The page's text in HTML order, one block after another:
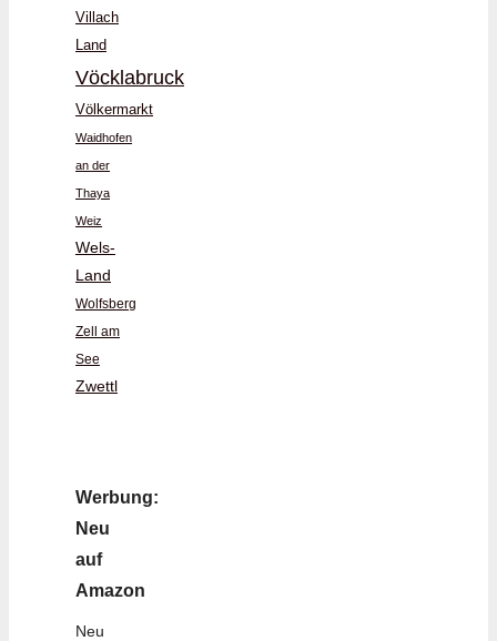
Villach
Land
Vöcklabruck
Völkermarkt
Waidhofen
an der
Thaya
Weiz
Wels-
Land
Wolfsberg
Zell am
See
Zwettl
Werbung:
Neu
auf
Amazon
Neu